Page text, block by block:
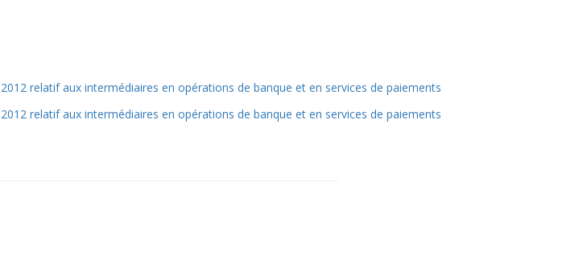
relatif aux intermédiaires en opérations de banque et en services de paiements
relatif aux intermédiaires en opérations de banque et en services de paiements